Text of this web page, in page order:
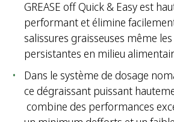
GREASE off Quick & Easy est
performant et élimine
salissures graisseuses même
persistantes en milieu
Dans le système de dosage
ce dégraissant puissant
combine des performances